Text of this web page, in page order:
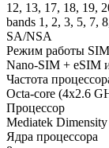
12, 13, 17, 18, 19,
bands 1, 2, 3, 5, 7,
SA/NSA
Режим работы
Nano-SIM + eSIM
Частота
Octa-core (4x2.6
Процессор
Mediatek
Ядра процессора